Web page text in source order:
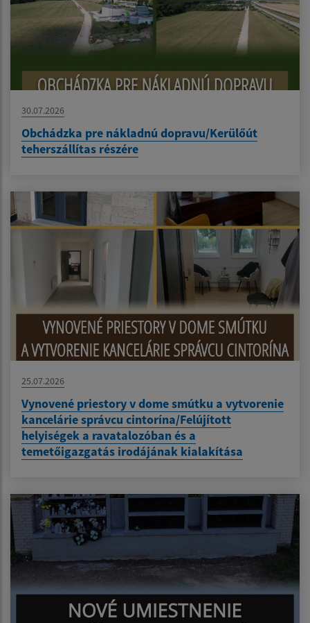
30.07.2026
Obchádzka pre nákladnú dopravu/Kerülőút
teherszállítas részére
25.07.2026
Vynovené priestory v dome smútku a vytvorenie
kancelárie správcu cintorína/Felújított
helyiségek a ravatalozóban és a
temetőigazgatás irodájának kialakítása